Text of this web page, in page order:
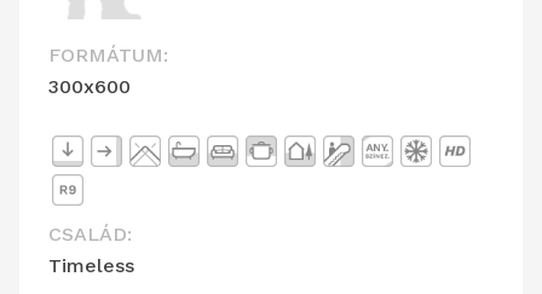
FORMÁTUM:
300x600
CSALÁD:
Timeless